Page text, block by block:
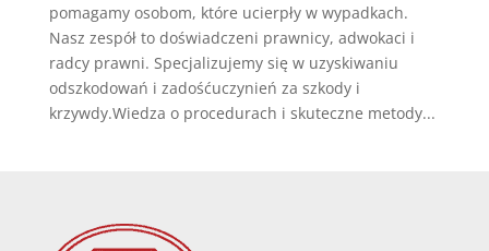
pomagamy osobom, które ucierpły w wypadkach.
Nasz zespół to doświadczeni prawnicy, adwokaci i
radcy prawni. Specjalizujemy się w uzyskiwaniu
odszkodowań i zadośćuczynień za szkody i
krzywdy.Wiedza o procedurach i skuteczne metody...